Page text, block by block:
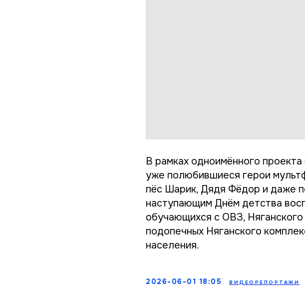
В рамках одноимённого
уже полюбившиеся герои
пёс Шарик, Дядя Фёдор и даже
наступающим Днём детства
обучающихся с ОВЗ,
подопечных Няганского
населения.
2026-06-01 18:05 ВИДЕОРЕПОРТАЖИ